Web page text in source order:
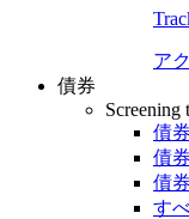
ア
債券
Screening
債
債
債
す